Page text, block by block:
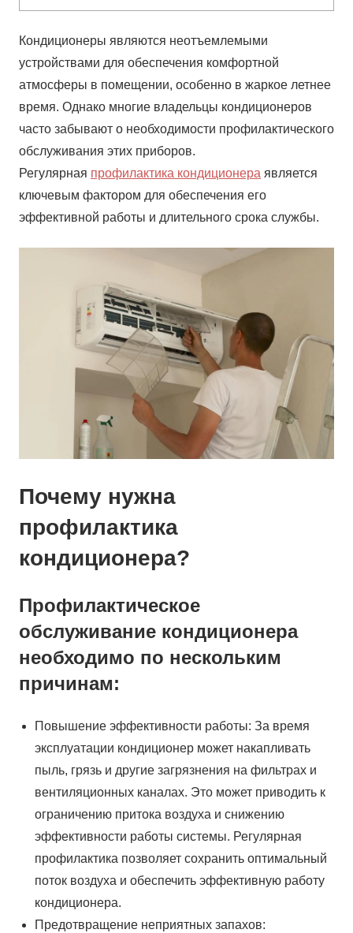
Кондиционеры являются неотъемлемыми
устройствами для обеспечения комфортной
атмосферы в помещении, особенно в жаркое летнее
время. Однако многие владельцы кондиционеров
часто забывают о необходимости профилактического
обслуживания этих приборов.
Регулярная профилактика кондиционера является
ключевым фактором для обеспечения его
эффективной работы и длительного срока службы.
Почему нужна
профилактика
кондиционера?
Профилактическое
обслуживание кондиционера
необходимо по нескольким
причинам:
Повышение эффективности работы: За время
эксплуатации кондиционер может накапливать
пыль, грязь и другие загрязнения на фильтрах и
вентиляционных каналах. Это может приводить к
ограничению притока воздуха и снижению
эффективности работы системы. Регулярная
профилактика позволяет сохранить оптимальный
поток воздуха и обеспечить эффективную работу
кондиционера.
Предотвращение неприятных запахов: